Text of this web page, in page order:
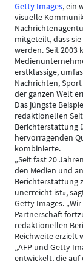
Getty Images, ein
visuelle
mitgeteilt, dass
werden. Seit
erstklassige,
Nachrichten,
der ganzen Welt
Das jüngste
redaktionellen
Berichterstattung
hervorragenden
kombinierte.
„Seit fast 20
den Medien und
Berichterstattung
unerreicht ist»,
Getty Images.
Partnerschaft
redaktionellen
Reichweite erzielt
„AFP und Getty
entwickelt, die auf